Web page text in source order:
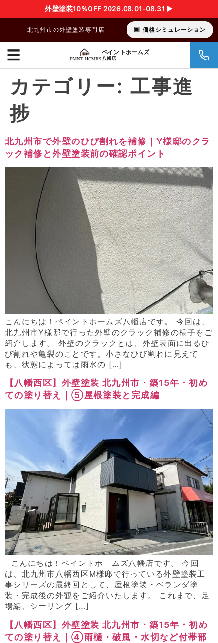
外壁塗装10％OFF 2026.08.01-08.31 ▶︎
北九州市の外壁塗装専門店 価格シミュレーション
ペイントホームズ
八幡店
☰
カテゴリー:工事進
捗
北九州市で外壁のひび割れを補修｜Y様邸のクラ
ック補修と外壁塗装前の確認ポイント
こんにちは！ペイントホームズ八幡店です。 今回は、
北九州市Y様邸で行った外壁のクラック補修の様子をご
紹介します。 外壁のクラックとは、外壁表面に出るひ
び割れや亀裂のことです。小さなひび割れに見えて
も、状態によっては雨水の […]
【八幡西区】外壁塗装 北九州市・築15年・初め
ての塗り替え｜⑤屋根塗装と完成編
こんにちは！ペイントホームズ八幡店です。 今回
は、北九州市八幡西区M様邸で行っている外壁塗装工
事シリーズの最終回として、屋根塗装・ベランダ塗
装・完成後の外観をご紹介いたします。 これまで、足
場編、シーリング […]
【八幡西区】外壁塗装 北九州市・築15年・初め
ての塗り替え｜④雨樋・破風・水切など付帯部